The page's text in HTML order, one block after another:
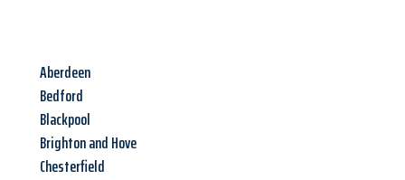
Aberdeen
Bedford
Blackpool
Brighton and Hove
Chesterfield